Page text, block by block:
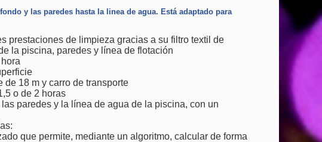
y las paredes hasta la linea de agua. Está adaptado para
prestaciones de limpieza gracias a su filtro textil de
la piscina, paredes y línea de flotación
de 18 m y carro de transporte
o de 2 horas
paredes y la línea de agua de la piscina, con un
que permite, mediante un algoritmo, calcular de forma